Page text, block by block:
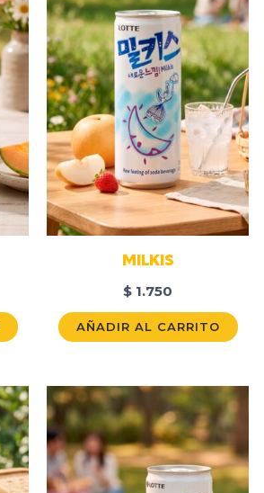
MILKIS
$ 1.750
AÑADIR AL CARRITO